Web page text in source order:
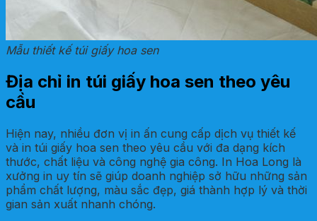
Mẫu thiết kế túi giấy hoa sen
Địa chỉ in túi giấy hoa sen theo yêu
cầu
Hiện nay, nhiều đơn vị in ấn cung cấp dịch vụ thiết kế
và in túi giấy hoa sen theo yêu cầu với đa dạng kích
thước, chất liệu và công nghệ gia công. In Hoa Long là
xưởng in uy tín sẽ giúp doanh nghiệp sở hữu những sản
phẩm chất lượng, màu sắc đẹp, giá thành hợp lý và thời
gian sản xuất nhanh chóng.